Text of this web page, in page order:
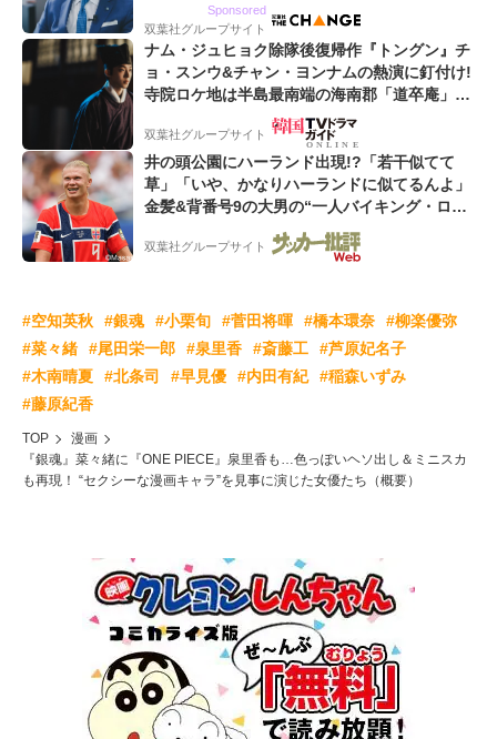
Sponsored
双葉社グループサイト
ナム・ジュヒョク除隊後復帰作『トングン』チ
ョ・スンウ&チャン・ヨンナムの熱演に釘付け!
寺院ロケ地は半島最南端の海南郡「道卒庵」
【韓ドラから始める韓国旅行】
双葉社グループサイト
井の頭公園にハーランド出現!?「若干似てて
草」「いや、かなりハーランドに似てるんよ」
金髪&背番号9の大男の“一人バイキング・ロ
ー”映像が話題!「元気をもらった」
双葉社グループサイト
#空知英秋 #銀魂 #小栗旬 #菅田将暉 #橋本環奈
#柳楽優弥
#菜々緒
#尾田栄一郎 #泉里香 #斎藤工
#芦原妃名子
#木南晴夏
#北条司 #早見優 #内田有紀
#稲森いずみ
#藤原紀香
TOP
漫画
『銀魂』菜々緒に『ONE PIECE』泉里香も…色っぽいヘソ出し＆ミニスカ
も再現！ “セクシーな漫画キャラ”を見事に演じた女優たち（概要）